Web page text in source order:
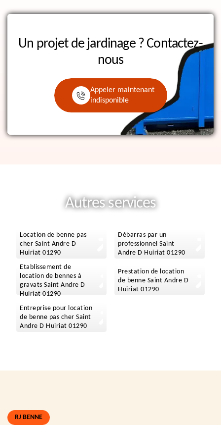
Un projet de jardinage ? Contactez-
nous
Appeler maintenant
indisponible
Autres services
Location de benne pas
cher Saint Andre D
Huiriat 01290
Débarras par un
professionnel Saint
Andre D Huiriat 01290
Etablissement de
location de bennes à
gravats Saint Andre D
Huiriat 01290
Prestation de location
de benne Saint Andre D
Huiriat 01290
Entreprise pour location
de benne pas cher Saint
Andre D Huiriat 01290
RJ BENNE